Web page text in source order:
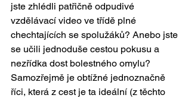
jste zhlédli patřičně odpudivé
vzdělávací video ve třídě plné
chechtajících se spolužáků? Anebo jste
se učili jednoduše cestou pokusu a
nezřídka dost bolestného omylu?
Samozřejmě je obtížné jednoznačně
říci, která z cest je ta ideální (z těchto